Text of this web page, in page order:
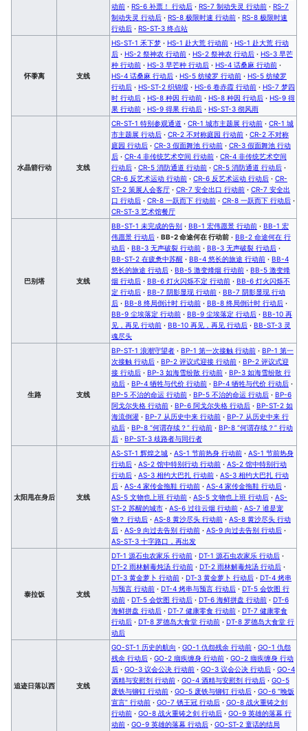
动前 · RS-6 补票！ 行动后 · RS-7 制动失灵 行动前 · RS-7
制动失灵 行动后 · RS-8 极限时速 行动前 · RS-8 极限时速
行动后 · RS-ST-3 终点站
怀黍离 支线
HS-ST-1 禾下梦 · HS-1 赴大荒 行动前 · HS-1 赴大荒 行动
后 · HS-2 祭神农 行动前 · HS-2 祭神农 行动后 · HS-3 早芒
种 行动前 · HS-3 早芒种 行动后 · HS-4 话桑麻 行动前 ·
HS-4 话桑麻 行动后 · HS-5 纺绫罗 行动前 · HS-5 纺绫罗
行动后 · HS-ST-2 织锦缎 · HS-6 卷赤霞 行动前 · HS-7 梦四
时 行动后 · HS-8 种因 行动前 · HS-8 种因 行动后 · HS-9 得
果 行动前 · HS-9 得果 行动后 · HS-ST-3 彻风雨
水晶箭行动 支线
CR-ST-1 特别参观通道 · CR-1 城市主题展 行动前 · CR-1 城
市主题展 行动后 · CR-2 不对称庭园 行动前 · CR-2 不对称
庭园 行动后 · CR-3 假面舞池 行动前 · CR-3 假面舞池 行动
后 · CR-4 非传统艺术空间 行动前 · CR-4 非传统艺术空间
行动后 · CR-5 消防通道 行动前 · CR-5 消防通道 行动后 ·
CR-6 反艺术运动 行动前 · CR-6 反艺术运动 行动后 · CR-
ST-2 策展人会客厅 · CR-7 安全出口 行动前 · CR-7 安全出
口 行动后 · CR-8 一跃而下 行动前 · CR-8 一跃而下 行动后 ·
CR-ST-3 艺术馆餐厅
巴别塔 支线
BB-ST-1 未完成的告别 · BB-1 宏伟愿景 行动前 · BB-1 宏
伟愿景 行动后 · BB-2 命途何在 行动前 · BB-2 命途何在 行
动后 · BB-3 无声破裂 行动前 · BB-3 无声破裂 行动后 ·
BB-ST-2 在疲惫中苏醒 · BB-4 悠长的旅途 行动前 · BB-4
悠长的旅途 行动后 · BB-5 激变烽烟 行动前 · BB-5 激变烽
烟 行动后 · BB-6 灯火闪烁不定 行动前 · BB-6 灯火闪烁不
定 行动后 · BB-7 阴影显现 行动前 · BB-7 阴影显现 行动
后 · BB-8 终局倒计时 行动前 · BB-8 终局倒计时 行动后 ·
BB-9 尘埃落定 行动前 · BB-9 尘埃落定 行动后 · BB-10 再
见，再见 行动前 · BB-10 再见，再见 行动后 · BB-ST-3 灵
魂尽头
生路 支线
BP-ST-1 浪潮守望者 · BP-1 第一次接触 行动前 · BP-1 第一
次接触 行动后 · BP-2 评议式迎接 行动前 · BP-2 评议式迎
接 行动后 · BP-3 如海雪纷散 行动前 · BP-3 如海雪纷散 行
动后 · BP-4 牺牲与代价 行动前 · BP-4 牺牲与代价 行动后 ·
BP-5 不治的命运 行动前 · BP-5 不治的命运 行动后 · BP-6
阿戈尔失格 行动前 · BP-6 阿戈尔失格 行动后 · BP-ST-2 如
海流倒灌 · BP-7 从历史中来 行动前 · BP-7 从历史中来 行
动后 · BP-8 “何谓存续？” 行动前 · BP-8 “何谓存续？” 行动
后 · BP-ST-3 歧路者与同行者
太阳甩在身后 支线
AS-ST-1 辉煌之城 · AS-1 节前热身 行动前 · AS-1 节前热身
行动后 · AS-2 馆中特别行动 行动前 · AS-2 馆中特别行动
行动后 · AS-3 相约大巴扎 行动前 · AS-3 相约大巴扎 行动
后 · AS-4 家传金拖鞋 行动前 · AS-4 家传金拖鞋 行动后 ·
AS-5 文物也上班 行动前 · AS-5 文物也上班 行动后 · AS-
ST-2 苏醒的城市 · AS-6 过往云烟 行动前 · AS-7 谁是宠
物？ 行动后 · AS-8 黄沙尽头 行动前 · AS-8 黄沙尽头 行动
后 · AS-9 向过去告别 行动前 · AS-9 向过去告别 行动后 ·
AS-ST-3 十字路口，再出发
泰拉饭 支线
DT-1 源石虫农家乐 行动前 · DT-1 源石虫农家乐 行动后 ·
DT-2 雨林解毒炖汤 行动前 · DT-2 雨林解毒炖汤 行动后 ·
DT-3 黄金萝卜 行动前 · DT-3 黄金萝卜 行动后 · DT-4 烤串
与预言 行动前 · DT-4 烤串与预言 行动后 · DT-5 会饮图 行
动前 · DT-5 会饮图 行动后 · DT-6 海鲜拼盘 行动前 · DT-6
海鲜拼盘 行动后 · DT-7 健康零食 行动前 · DT-7 健康零食
行动后 · DT-8 罗德岛大食堂 行动前 · DT-8 罗德岛大食堂 行
动后
追迹日落以西 支线
GO-ST-1 历史的航向 · GO-1 仇怨残余 行动前 · GO-1 仇怨
残余 行动后 · GO-2 痼疾缠身 行动前 · GO-2 痼疾缠身 行动
后 · GO-3 议会公决 行动前 · GO-3 议会公决 行动后 · GO-4
酒精与安慰剂 行动前 · GO-4 酒精与安慰剂 行动后 · GO-5
废铁与铆钉 行动前 · GO-5 废铁与铆钉 行动后 · GO-6 “晚饭
宣言” 行动前 · GO-7 锈王冠 行动后 · GO-8 战火重铸之剑
行动前 · GO-8 战火重铸之剑 行动后 · GO-9 英雄的落幕 行
动前 · GO-9 英雄的落幕 行动后 · GO-ST-2 童话的结局